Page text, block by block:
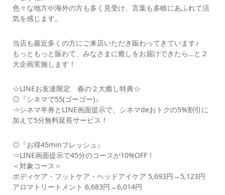
色々な地方や海外の方も多く見受け、言葉も多岐にあふれて活
気を感じます。
当店も最近多くの方にご来店いただき賑わってきています♪
もっともっと賑わて、みなさまに癒しをお届けできたら…と２
大企画実施します！
☆LINEお友達限定 春の２大癒し特典☆
◎『シネマで55(ゴーゴー)』
⇒シネマ半券とLINE画面提示で、シネマdeおトクの5%割引に
加えて5分無料延長サービス！
◎『お得45minフレッシュ』
⇒LINE画面提示で45分のコースが10%OFF！
＜対象コース＞
ボディケア・フットケア・ヘッドアイケア 5,693円→5,123円
アロマトリートメント 6,683円→6,014円